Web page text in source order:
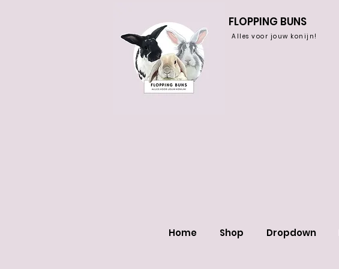
FLOPPING BUNS
Alles voor jouw konijn!
Home Shop Dropdown